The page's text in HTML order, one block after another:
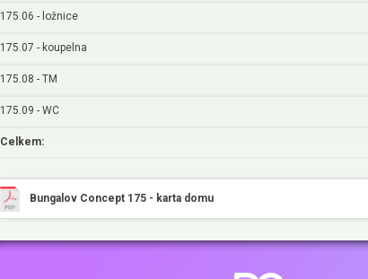
175.06 - ložnice
175.07 - koupelna
175.08 - TM
175.09 - WC
Celkem:
Bungalov Concept 175 - karta domu